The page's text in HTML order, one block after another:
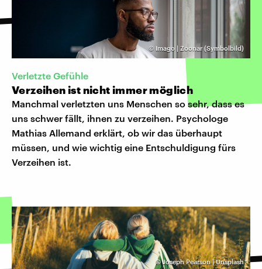
© Imago | Zoonar (Symbolbild)
Verletzte Gefühle
Verzeihen ist nicht immer möglich
Manchmal verletzten uns Menschen so sehr, dass es
uns schwer fällt, ihnen zu verzeihen. Psychologe
Mathias Allemand erklärt, ob wir das überhaupt
müssen, und wie wichtig eine Entschuldigung fürs
Verzeihen ist.
©Joseph Pearson | Unsplash